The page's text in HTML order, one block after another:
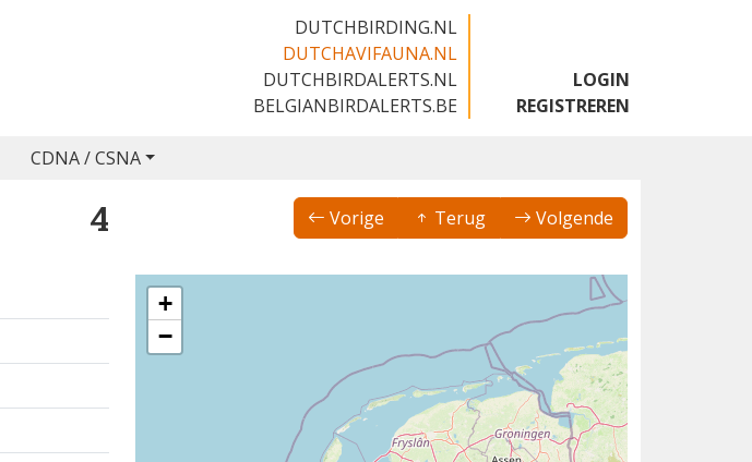
DUTCHBIRDING.NL
DUTCHAVIFAUNA.NL
DUTCHBIRDALERTS.NL
BELGIANBIRDALERTS.BE
LOGIN
REGISTREREN
CDNA / CSNA
4 Vorige Terug Volgende
+
−